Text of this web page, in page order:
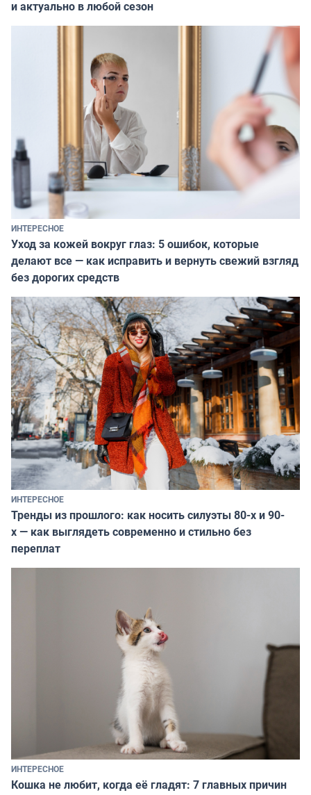
и актуально в любой сезон
ИНТЕРЕСНОЕ
Уход за кожей вокруг глаз: 5 ошибок, которые
делают все — как исправить и вернуть свежий взгляд
без дорогих средств
ИНТЕРЕСНОЕ
Тренды из прошлого: как носить силуэты 80-х и 90-
х — как выглядеть современно и стильно без
переплат
ИНТЕРЕСНОЕ
Кошка не любит, когда её гладят: 7 главных причин